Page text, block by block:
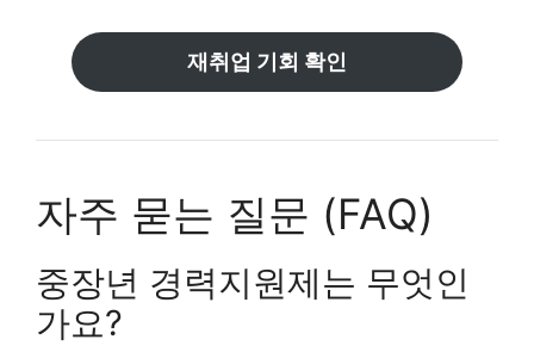
재취업 기회 확인
자주 묻는 질문 (FAQ)
중장년 경력지원제는 무엇인
가요?